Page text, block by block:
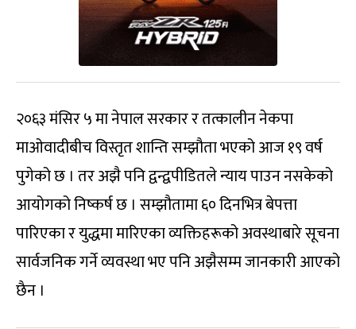
२०६३ मंसिर ५ मा नेपाल सरकार र तत्कालीन नेकपा
माओवादीबीच विस्तृत शान्ति सम्झौता भएको आज १९ वर्ष
पुगेको छ । तर अझै पनि द्वन्द्वपीडितले न्याय पाउन नसकेको
आयोगको निष्कर्ष छ । सम्झौतामा ६० दिनभित्र बेपत्ता
पारिएका र युद्धमा मारिएका व्यक्तिहरूको अवस्थाबारे सूचना
सार्वजनिक गर्ने व्यवस्था भए पनि अझैसम्म जानकारी आएको
छैन ।